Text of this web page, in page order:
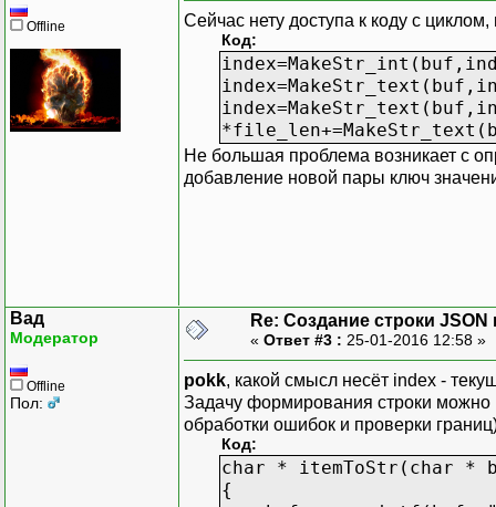
Offline Сейчас нету доступа к коду с
Код:
Не большая проблема возникает с
добавление новой пары ключ
Вад
Модератор
Offline
Пол:
Re: Создание строки JSON
« Ответ #3 : 25-01-2016 12:58 »
pokk, какой смысл несёт index -
Задачу формирования строки можно
обработки ошибок и проверки
Код:
char * itemToStr(char *
{